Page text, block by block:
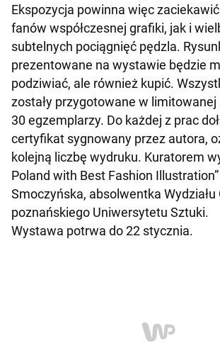
Ekspozycja powinna więc
fanów współczesnej grafiki, jak i
subtelnych pociągnięć pędzla.
prezentowane na wystawie będzie
podziwiać, ale również kupić.
zostały przygotowane w limitowanej
30 egzemplarzy. Do każdej z prac
certyfikat sygnowany przez autora,
kolejną liczbę wydruku. Kuratorem
Poland with Best Fashion
Smoczyńska, absolwentka Wydziału
poznańskiego Uniwersytetu Sztuki.
Wystawa potrwa do 22 stycznia.